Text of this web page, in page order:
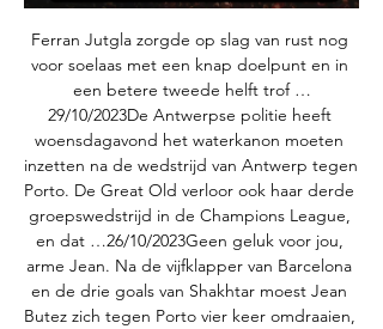
Ferran Jutgla zorgde op slag van rust nog
voor soelaas met een knap doelpunt en in
een betere tweede helft trof …
29/10/2023De Antwerpse politie heeft
woensdagavond het waterkanon moeten
inzetten na de wedstrijd van Antwerp tegen
Porto. De Great Old verloor ook haar derde
groepswedstrijd in de Champions League,
en dat …26/10/2023Geen geluk voor jou,
arme Jean. Na de vijfklapper van Barcelona
en de drie goals van Shakhtar moest Jean
Butez zich tegen Porto vier keer omdraaien,